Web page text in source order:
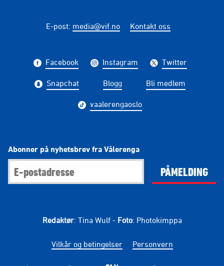
E-post: media@vif.no Kontakt oss
Facebook Instagram Twitter
Snapchat Blogg Bli medlem
vaalerengaoslo
Abonner på nyhetsbrev fra Vålerenga
PÅMELDING
Redaktør: Tina Wulf - Foto: Photokimppa
Vilkår og betingelser Personvern